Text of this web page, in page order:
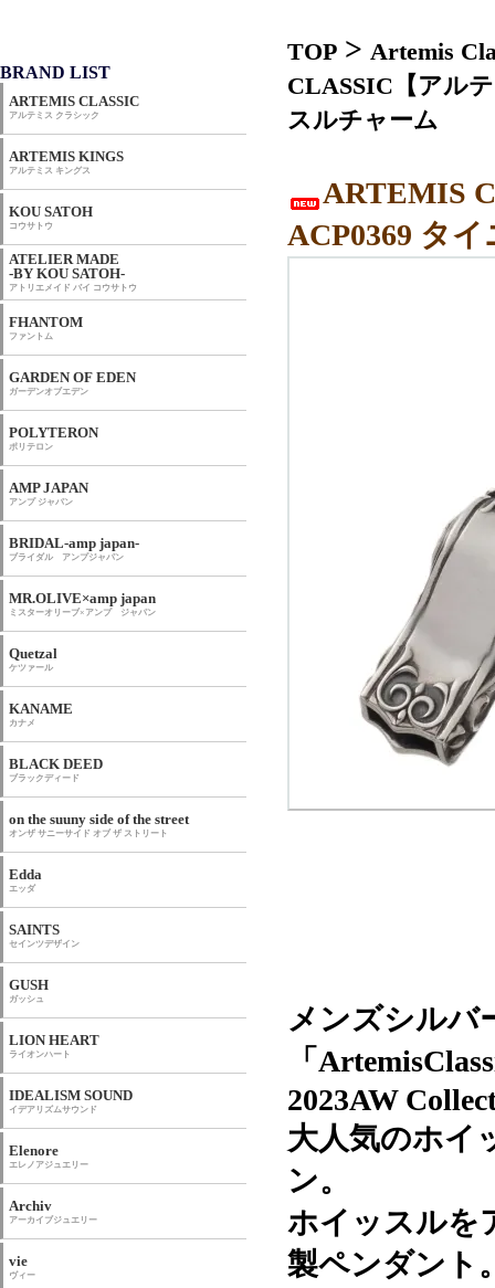
TOP > Artemis
CLASSIC【アル
スルチャーム
ARTEMIS
ACP0369 タ
メンズシルバ
「
2023AW
大人気のホイ
ン。
ホイッスルを
製ペンダント
BRAND LIST
ARTEMIS CLASSIC
アルテミス クラシック
ARTEMIS KINGS
アルテミス キングス
KOU SATOH
コウサトウ
ATELIER MADE
-BY KOU SATOH-
アトリエメイド バイ コウサトウ
FHANTOM
ファントム
GARDEN OF EDEN
ガーデンオブエデン
POLYTERON
ポリテロン
AMP JAPAN
アンプ ジャパン
BRIDAL-amp japan-
ブライダル アンプジャパン
MR.OLIVE×amp japan
ミスターオリーブ×アンプ ジャパン
Quetzal
ケツァール
KANAME
カナメ
BLACK DEED
ブラックディード
on the suuny side of the street
オンザ サニーサイド オブ ザ ストリート
Edda
エッダ
SAINTS
セインツデザイン
GUSH
ガッシュ
LION HEART
ライオンハート
IDEALISM SOUND
イデアリズムサウンド
Elenore
エレノアジュエリー
Archiv
アーカイブジュエリー
vie
ヴィー